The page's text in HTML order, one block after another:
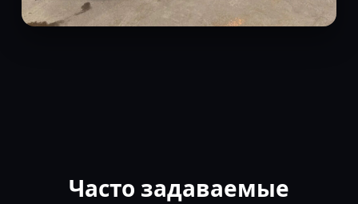
Часто задаваемые